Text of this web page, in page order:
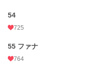
54
725
55 ファナ
764